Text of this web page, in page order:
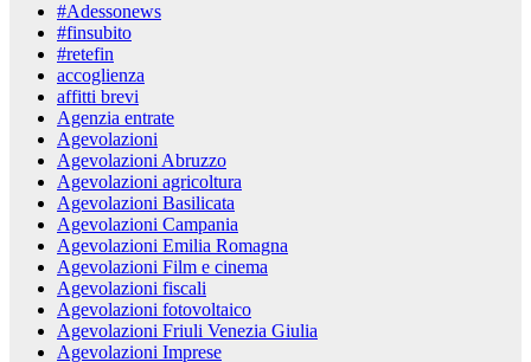
#Adessonews
#finsubito
#retefin
accoglienza
affitti brevi
Agenzia entrate
Agevolazioni
Agevolazioni Abruzzo
Agevolazioni agricoltura
Agevolazioni Basilicata
Agevolazioni Campania
Agevolazioni Emilia Romagna
Agevolazioni Film e cinema
Agevolazioni fiscali
Agevolazioni fotovoltaico
Agevolazioni Friuli Venezia Giulia
Agevolazioni Imprese